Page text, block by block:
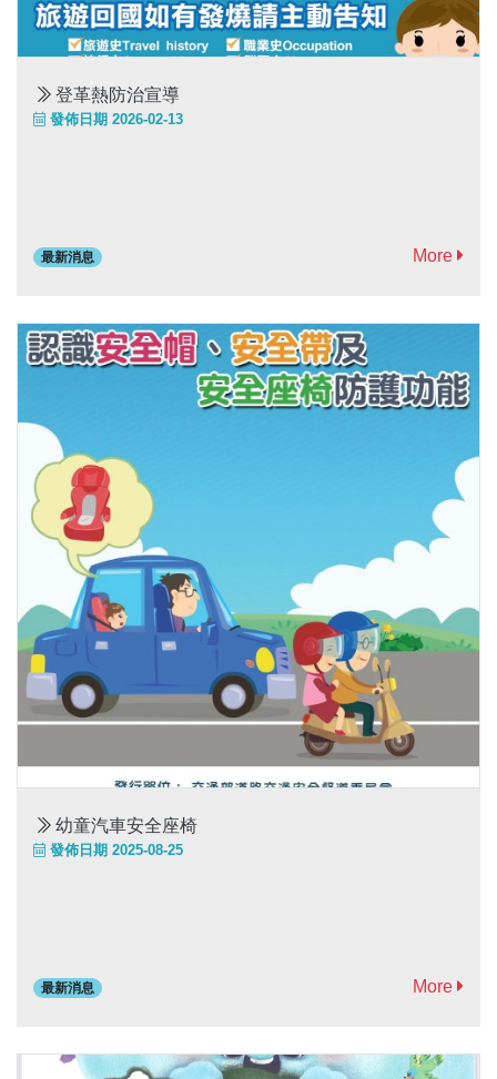
登革熱防治宣導
發佈日期 2026-02-13
最新消息 More
幼童汽車安全座椅
發佈日期 2025-08-25
最新消息 More